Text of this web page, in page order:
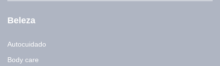
Beleza
Autocuidado
Body care